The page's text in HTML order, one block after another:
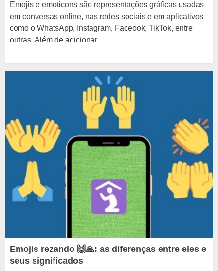
Emojis e emoticons são representações gráficas usadas
em conversas online, nas redes sociais e em aplicativos
como o WhatsApp, Instagram, Faceook, TikTok, entre
outras. Além de adicionar...
Emojis rezando 🙌🙏: as diferenças entre eles e
seus significados